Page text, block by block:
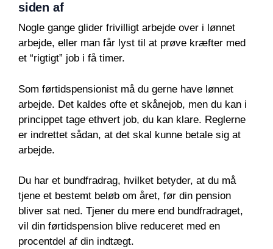
siden af
Nogle gange glider frivilligt arbejde over i lønnet
arbejde, eller man får lyst til at prøve kræfter med
et “rigtigt” job i få timer.
Som førtidspensionist må du gerne have lønnet
arbejde. Det kaldes ofte et skånejob, men du kan i
princippet tage ethvert job, du kan klare. Reglerne
er indrettet sådan, at det skal kunne betale sig at
arbejde.
Du har et bundfradrag, hvilket betyder, at du må
tjene et bestemt beløb om året, før din pension
bliver sat ned. Tjener du mere end bundfradraget,
vil din førtidspension blive reduceret med en
procentdel af din indtægt.